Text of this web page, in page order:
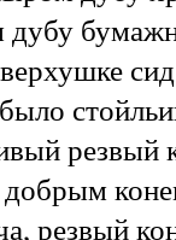
дубу
резвый
резвый